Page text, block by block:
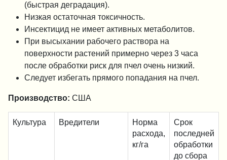
(быстрая деградация).
Низкая остаточная токсичность.
Инсектицид не имеет активных метаболитов.
При высыхании рабочего раствора на
поверхности растений примерно через 3 часа
после обработки риск для пчел очень низкий.
Следует избегать прямого попадания на пчел.
Производство: США
Культура Вредители
Норма
расхода,
кг/га
Срок
последней
обработки
до сбора